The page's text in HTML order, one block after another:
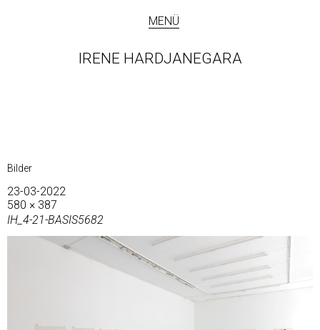
MENÜ
IRENE HARDJANEGARA
Bilder
23-03-2022
580 × 387
IH_4-21-BASIS5682